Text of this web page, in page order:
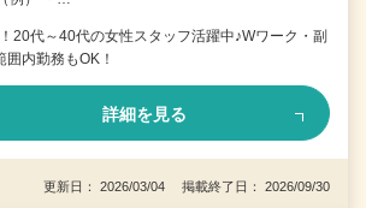
20代～40代の女性スタッフ活躍中♪Wワーク・副
囲内勤務もOK！
詳細を見る
更新日： 2026/03/04 掲載終了日： 2026/09/30